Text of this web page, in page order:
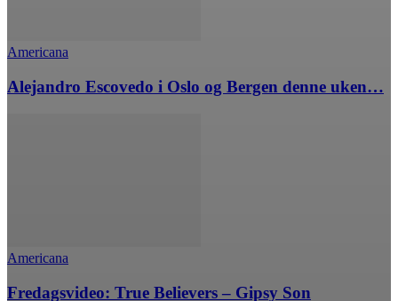
Americana
Alejandro Escovedo i Oslo og Bergen denne uken…
Americana
Fredagsvideo: True Believers – Gipsy Son